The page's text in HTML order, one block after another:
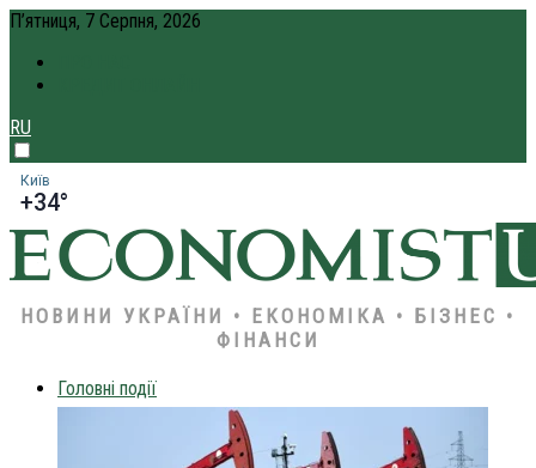
П’ятниця, 7 Серпня, 2026
RU
Київ
+34°
НОВИНИ УКРАЇНИ • ЕКОНОМІКА • БІЗНЕС •
ФІНАНСИ
Головні події